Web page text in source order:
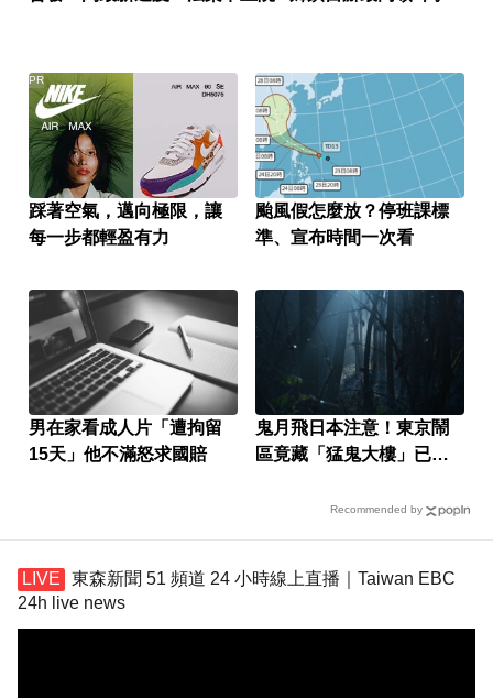
踩著空氣，邁向極限，讓
每一步都輕盈有力
PR
颱風假怎麼放？停班課標
準、宣布時間一次看
男在家看成人片「遭拘留
15天」他不滿怒求國賠
鬼月飛日本注意！東京鬧
區竟藏「猛鬼大樓」已奪
Recommended by
東森新聞 51 頻道 24 小時線上直播｜Taiwan EBC
24h live news